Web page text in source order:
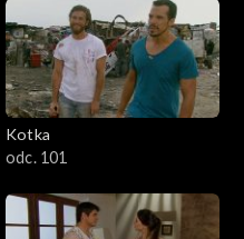
Kotka
odc. 101